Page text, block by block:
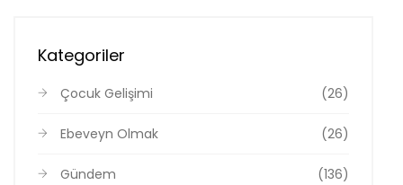
Kategoriler
Çocuk Gelişimi (26)
Ebeveyn Olmak (26)
Gündem (136)